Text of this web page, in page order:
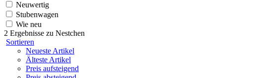
Neuwertig
Stubenwagen
Wie neu
2 Ergebnisse zu Nestchen
Sortieren
Neueste Artikel
Älteste Artikel
Preis aufsteigend